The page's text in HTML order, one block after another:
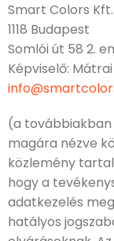
Smart Colors Kft.
1118 Budapest
Somlói út 58 2.
Képviselő:
(a
magára nézve
közlemény
hogy a
adatkezelés
hatályos